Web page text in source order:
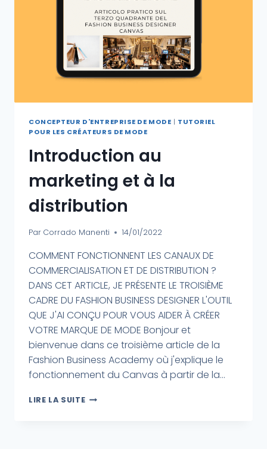
CONCEPTEUR D'ENTREPRISE DE MODE | TUTORIEL
POUR LES CRÉATEURS DE MODE
Introduction au
marketing et à la
distribution
Par Corrado Manenti 14/01/2022
COMMENT FONCTIONNENT LES CANAUX DE
COMMERCIALISATION ET DE DISTRIBUTION ?
DANS CET ARTICLE, JE PRÉSENTE LE TROISIÈME
CADRE DU FASHION BUSINESS DESIGNER L'OUTIL
QUE J'AI CONÇU POUR VOUS AIDER À CRÉER
VOTRE MARQUE DE MODE Bonjour et
bienvenue dans ce troisième article de la
Fashion Business Academy où j'explique le
fonctionnement du Canvas à partir de la...
LIRE LA SUITE